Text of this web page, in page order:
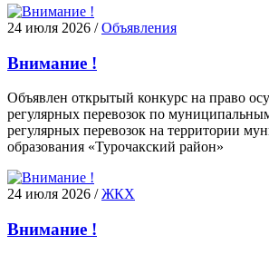
24 июля 2026 /Объявления
Внимание !
Объявлен открытый конкурс на право
регулярных перевозок по
регулярных перевозок на территории
образования «Турочакский район»
24 июля 2026 /ЖКХ
Внимание !